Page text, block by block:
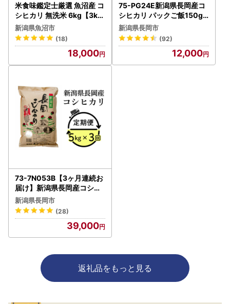
米食味鑑定士厳選 魚沼産 コ
シヒカリ 無洗米 6kg【3kg
×２袋】 |コシヒカリ
新潟県魚沼市
(18)
18,000
75-PG24E新潟県長岡産コ
シヒカリ パックご飯150g×
24個（特別栽培米）
新潟県長岡市
(92)
12,000
73-7N053B【3ヶ月連続お
届け】新潟県長岡産コシヒ
カリ5kg
新潟県長岡市
(28)
39,000
返礼品をもっと見る